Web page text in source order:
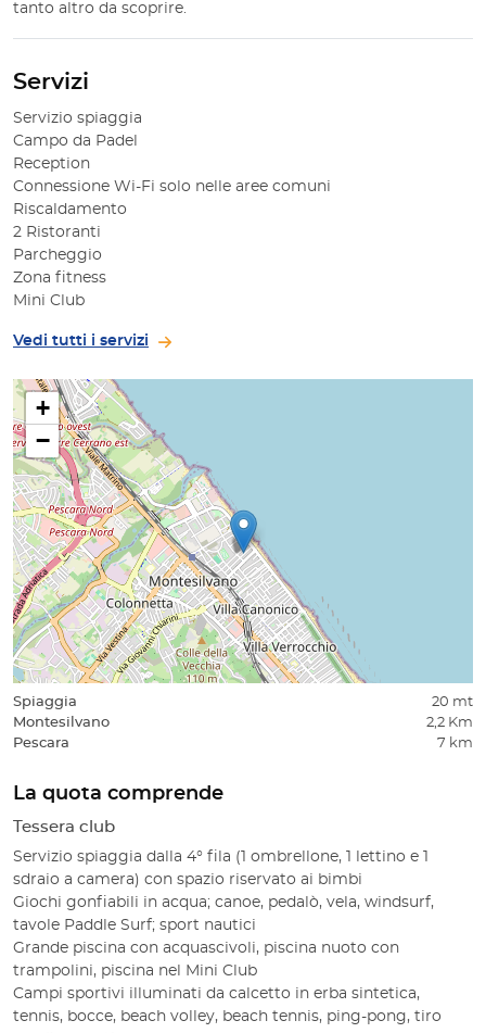
tanto altro da scoprire.
Servizi
Servizio spiaggia
Campo da Padel
Reception
Connessione Wi-Fi solo nelle aree comuni
Riscaldamento
2 Ristoranti
Parcheggio
Zona fitness
Mini Club
Vedi tutti i servizi
+
−
Spiaggia
20 mt
Montesilvano
2,2 Km
Pescara
7 km
La quota comprende
Tessera club
Servizio spiaggia dalla 4° fila (1 ombrellone, 1 lettino e 1
sdraio a camera) con spazio riservato ai bimbi
Giochi gonfiabili in acqua; canoe, pedalò, vela, windsurf,
tavole Paddle Surf; sport nautici
Grande piscina con acquascivoli, piscina nuoto con
trampolini, piscina nel Mini Club
Campi sportivi illuminati da calcetto in erba sintetica,
tennis, bocce, beach volley, beach tennis, ping-pong, tiro